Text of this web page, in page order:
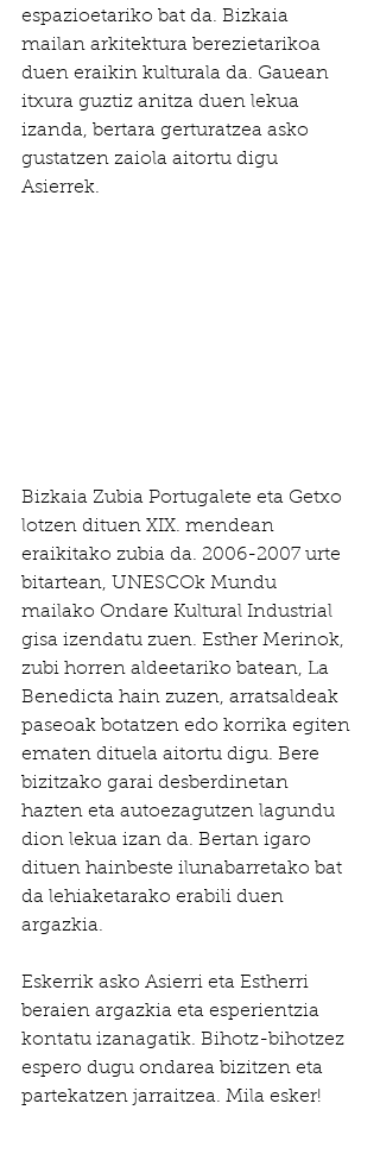
espazioetariko bat da. Bizkaia
mailan arkitektura berezietarikoa
duen eraikin kulturala da. Gauean
itxura guztiz anitza duen lekua
izanda, bertara gerturatzea asko
gustatzen zaiola aitortu digu
Asierrek.
Bizkaia Zubia Portugalete eta Getxo
lotzen dituen XIX. mendean
eraikitako zubia da. 2006-2007 urte
bitartean, UNESCOk Mundu
mailako Ondare Kultural Industrial
gisa izendatu zuen. Esther Merinok,
zubi horren aldeetariko batean, La
Benedicta hain zuzen, arratsaldeak
paseoak botatzen edo korrika egiten
ematen dituela aitortu digu. Bere
bizitzako garai desberdinetan
hazten eta autoezagutzen lagundu
dion lekua izan da. Bertan igaro
dituen hainbeste ilunabarretako bat
da lehiaketarako erabili duen
argazkia.
Eskerrik asko Asierri eta Estherri
beraien argazkia eta esperientzia
kontatu izanagatik. Bihotz-bihotzez
espero dugu ondarea bizitzen eta
partekatzen jarraitzea. Mila esker!